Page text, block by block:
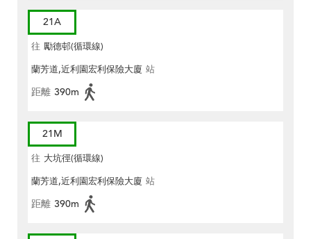
21A
往 勵德邨(循環線)
蘭芳道,近利園宏利保險大廈 站
距離 390m
21M
往 大坑徑(循環線)
蘭芳道,近利園宏利保險大廈 站
距離 390m